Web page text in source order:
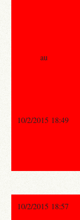
au
10/2/2015 18:49
10/2/2015 18:57